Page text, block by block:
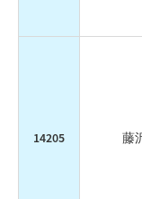
14205 藤